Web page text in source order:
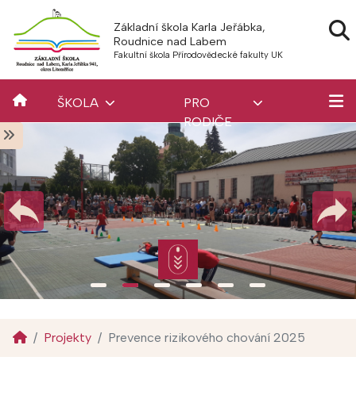
Základní škola Karla Jeřábka,
Roudnice nad Labem
Fakultní škola Přírodovědecké fakulty UK
ŠKOLA
PRO
RODIČE
Projekty Prevence rizikového chování 2025